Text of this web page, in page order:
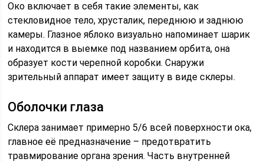
Око включает в себя такие элементы, как
стекловидное тело, хрусталик, переднюю и заднюю
камеры. Глазное яблоко визуально напоминает шарик
и находится в выемке под названием орбита, она
образует кости черепной коробки. Снаружи
зрительный аппарат имеет защиту в виде склеры.
Оболочки глаза
Склера занимает примерно 5/6 всей поверхности ока,
главное её предназначение – предотвратить
травмирование органа зрения. Часть внутренней